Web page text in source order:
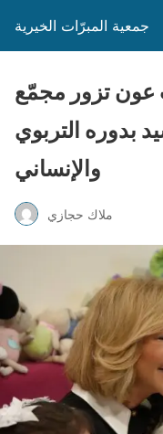
جمعية المبرّات الخيرية
عون تزور مجمّع
بدوره التربوي
والإنساني
ملاك حجازي